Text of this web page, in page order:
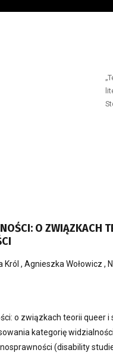
O ZWIĄZKACH
Król , Agnieszka Wołowicz ,
o związkach teorii queer i
kategorię
(disability